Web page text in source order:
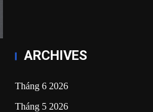
ARCHIVES
Tháng 6 2026
Tháng 5 2026